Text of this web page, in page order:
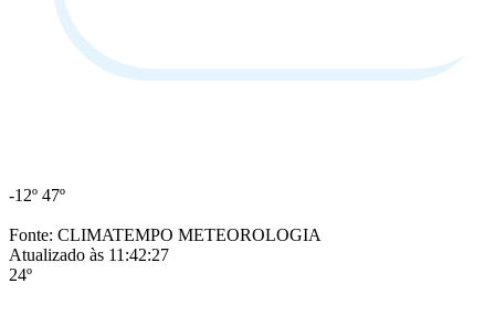
-12º 47º
Fonte: CLIMATEMPO METEOROLOGIA
Atualizado às 11:42:27
24º